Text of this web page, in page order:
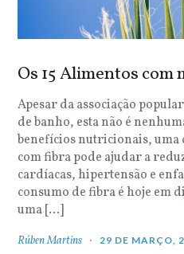
Os 15 Alimentos com
Apesar da associação
de banho, esta não é
benefícios nutricionais, uma
com fibra pode ajudar a
cardíacas, hipertensão e
consumo de fibra é hoje em
uma […]
Rúben Martins 29 DE MARÇO,